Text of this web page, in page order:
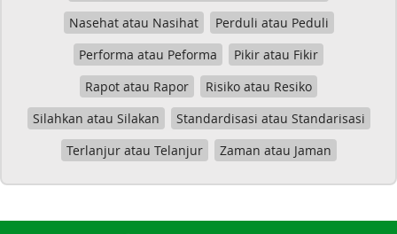
Nasehat atau Nasihat
Perduli atau Peduli
Performa atau Peforma
Pikir atau Fikir
Rapot atau Rapor
Risiko atau Resiko
Silahkan atau Silakan
Standardisasi atau Standarisasi
Terlanjur atau Telanjur
Zaman atau Jaman